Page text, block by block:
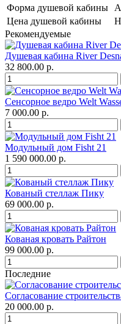
Форма душевой кабины
Цена душевой кабины
Рекомендуемые
Душевая кабина River
32 800.00 р.
Сенсорное ведро Welt
7 000.00 р.
Модульный дом Fisht 21
1 590 000.00 р.
Кованый стеллаж Пику
69 000.00 р.
Кованая кровать Райтон
99 000.00 р.
Последние
Согласование
20 000.00 р.